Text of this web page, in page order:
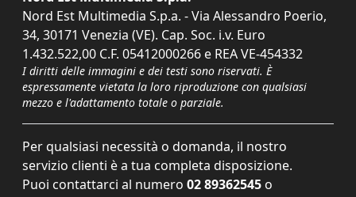
Nord Est Multimedia S.p.a. - Via Alessandro Poerio,
34, 30171 Venezia (VE). Cap. Soc. i.v. Euro
1.432.522,00 C.F. 05412000266 e REA VE-454332
I diritti delle immagini e dei testi sono riservati. È
espressamente vietata la loro riproduzione con qualsiasi
mezzo e l'adattamento totale o parziale.
Per qualsiasi necessità o domanda, il nostro
servizio clienti è a tua completa disposizione.
Puoi contattarci al numero 02 89362545 o